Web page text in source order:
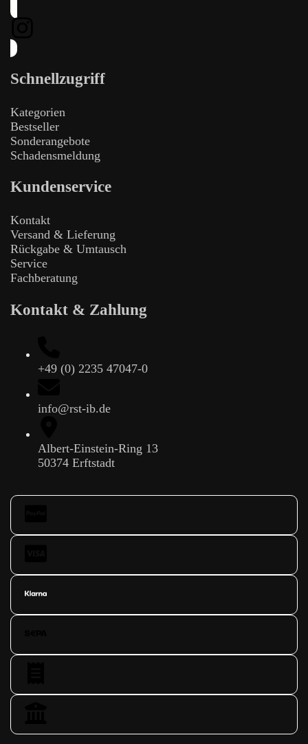
Schnellzugriff
Kategorien
Bestseller
Sonderangebote
Schadensmeldung
Kundenservice
Kontakt
Versand & Lieferung
Rückgabe & Umtausch
Service
Fachberatung
Kontakt & Zahlung
+49 (0) 2235 47047-0
info@rst-ib.de
Albert-Einstein-Ring 13
50374 Erftstadt